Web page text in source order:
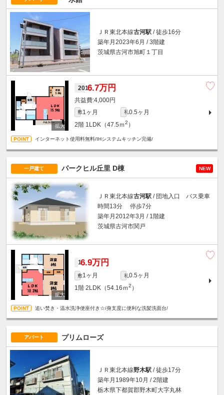
ＪＲ東北本線古河駅 / 徒歩16分
築年月2023年6月 / 3階建
茨城県古河市旭町１丁目
2016.7万円
4,000円
敷1ヶ月 礼0.5ヶ月
2階 1LDK（47.5ｍ2 ）
インターネット使用料無料/IHシステムキッチン完備/
一戸建て パークヒル丘里 D棟 NEW
ＪＲ東北本線古河駅 / 団地入口 バス乗車
時間13分 停歩7分
築年月2012年3月 / 1階建
茨城県古河市関戸
16.9万円
敷1ヶ月 礼0.5ヶ月
1階 2LDK（54.16ｍ2 ）
追い焚き・温水洗浄便座付き☆/身支度に便利な洗髪洗面台/
アパート プリムローズ
ＪＲ東北本線野木駅 / 徒歩17分
築年月1989年10月 / 2階建
栃木県下都賀郡野木町大字丸林